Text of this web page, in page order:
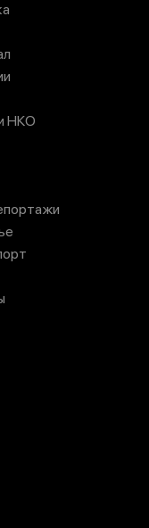
НКО